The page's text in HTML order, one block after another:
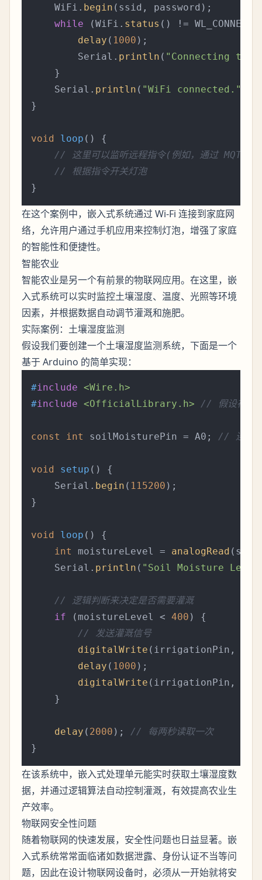
    WiFi.
begin (ssid, password);
while (WiFi. status () !=
delay ( 1000 );
        Serial.
println ( "Connecting to
    }
    Serial.
println ( "WiFi connected."
}
void loop ()
{
// 这里可以监听远程指令(例如，通过 MQTT)
// 根据指令开关灯泡
在这个案例中，嵌入式系统通过 Wi-Fi 连接到家庭网
络，允许用户通过手机应用来控制灯泡，增强了家庭
的智能性和便捷性。
智能农业
智能农业是另一个有前景的物联网应用。在这里，嵌
入式系统可以实时监控土壤湿度、温度、光照等环境
因素，并根据数据自动调节灌溉和施肥。
实际案例：土壤湿度监测
假设我们要创建一个土壤湿度监测系统，下面是一个
基于 Arduino 的简单实现：
#include <Wire.h>
#include <OfficialLibrary.h> // 假设存在
const int soilMoisturePin = A0; // 连接到
void setup ()
{
    Serial.
begin ( 115200 );
}
void loop ()
{
int
moistureLevel = analogRead
    Serial.
println ( "Soil Moisture
// 逻辑判断来决定是否需要灌溉
if (moistureLevel < 400 ) {
// 发送灌溉信号
digitalWrite (irrigationPin,
delay ( 1000 );
digitalWrite (irrigationPin,
    }
delay ( 2000 ); // 每两秒读取一次
在该系统中，嵌入式处理单元能实时获取土壤湿度数
据，并通过逻辑算法自动控制灌溉，有效提高农业生
产效率。
物联网安全性问题
随着物联网的快速发展，安全性问题也日益显著。嵌
入式系统常常面临诸如数据泄露、身份认证不当等问
题，因此在设计物联网设备时，必须从一开始就将安